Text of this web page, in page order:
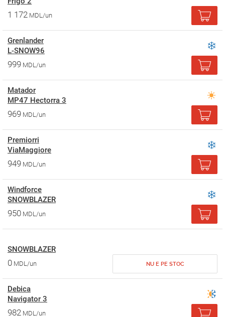
1 172 MDL/un
Grenlander
L-SNOW96
999 MDL/un
Matador
MP47 Hectorra 3
969 MDL/un
Premiorri
ViaMaggiore
949 MDL/un
Windforce
SNOWBLAZER
950 MDL/un
SNOWBLAZER
0 MDL/un NU E PE STOC
Debica
Navigator 3
982 MDL/un